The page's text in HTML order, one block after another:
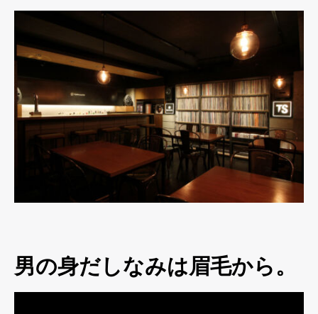
男の身だしなみは眉毛から。